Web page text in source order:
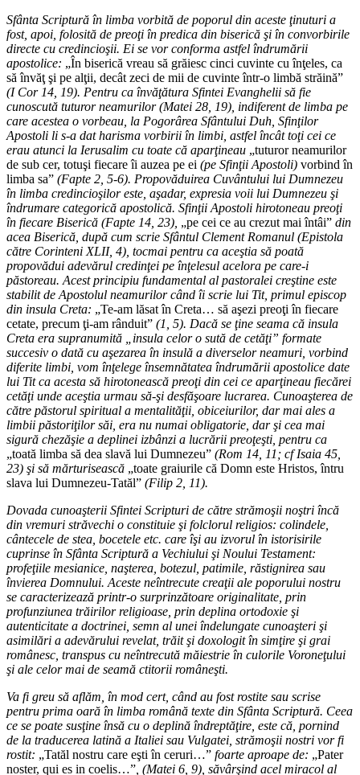
Sfânta Scriptură în limba vorbită de poporul din aceste ţinuturi a
fost, apoi, folosită de preoţi în predica din biserică şi în convorbirile
directe cu credincioşii. Ei se vor conforma astfel îndrumării
apostolice: „În biserică vreau să grăiesc cinci cuvinte cu înţeles, ca
să învăţ şi pe alţii, decât zeci de mii de cuvinte într-o limbă străină”
(I Cor 14, 19). Pentru ca învăţătura Sfintei Evanghelii să fie
cunoscută tuturor neamurilor (Matei 28, 19), indiferent de limba pe
care acestea o vorbeau, la Pogorârea Sfântului Duh, Sfinţilor
Apostoli li s-a dat harisma vorbirii în limbi, astfel încât toţi cei ce
erau atunci la Ierusalim cu toate că aparţineau „tuturor neamurilor
de sub cer, totuşi fiecare îi auzea pe ei (pe Sfinţii Apostoli) vorbind în
limba sa” (Fapte 2, 5-6). Propovăduirea Cuvântului lui Dumnezeu
în limba credincioşilor este, aşadar, expresia voii lui Dumnezeu şi
îndrumare categorică apostolică. Sfinţii Apostoli hirotoneau preoţi
în fiecare Biserică (Fapte 14, 23), „pe cei ce au crezut mai întâi” din
acea Biserică, după cum scrie Sfântul Clement Romanul (Epistola
către Corinteni XLII, 4), tocmai pentru ca aceştia să poată
propovădui adevărul credinţei pe înţelesul acelora pe care-i
păstoreau. Acest principiu fundamental al pastoralei creştine este
stabilit de Apostolul neamurilor când îi scrie lui Tit, primul episcop
din insula Creta: „Te-am lăsat în Creta… să aşezi preoţi în fiecare
cetate, precum ţi-am rânduit” (1, 5). Dacă se ţine seama că insula
Creta era supranumită „insula celor o sută de cetăţi” formate
succesiv o dată cu aşezarea în insulă a diverselor neamuri, vorbind
diferite limbi, vom înţelege însemnătatea îndrumării apostolice date
lui Tit ca acesta să hirotonească preoţi din cei ce aparţineau fiecărei
cetăţi unde aceştia urmau să-şi desfăşoare lucrarea. Cunoaşterea de
către păstorul spiritual a mentalităţii, obiceiurilor, dar mai ales a
limbii păstoriţilor săi, era nu numai obligatorie, dar şi cea mai
sigură chezăşie a deplinei izbânzi a lucrării preoţeşti, pentru ca
„toată limba să dea slavă lui Dumnezeu” (Rom 14, 11; cf Isaia 45,
23) şi să mărturisească „toate graiurile că Domn este Hristos, întru
slava lui Dumnezeu-Tatăl” (Filip 2, 11).
Dovada cunoaşterii Sfintei Scripturi de către strămoşii noştri încă
din vremuri străvechi o constituie şi folclorul religios: colindele,
cântecele de stea, bocetele etc. care îşi au izvorul în istorisirile
cuprinse în Sfânta Scriptură a Vechiului şi Noului Testament:
profeţiile mesianice, naşterea, botezul, patimile, răstignirea sau
învierea Domnului. Aceste neîntrecute creaţii ale poporului nostru
se caracterizează printr-o surprinzătoare originalitate, prin
profunziunea trăirilor religioase, prin deplina ortodoxie şi
autenticitate a doctrinei, semn al unei îndelungate cunoaşteri şi
asimilări a adevărului revelat, trăit şi doxologit în simţire şi grai
românesc, transpus cu neîntrecută măiestrie în culorile Voroneţului
şi ale celor mai de seamă ctitorii româneşti.
Va fi greu să aflăm, în mod cert, când au fost rostite sau scrise
pentru prima oară în limba română texte din Sfânta Scriptură. Ceea
ce se poate susţine însă cu o deplină îndreptăţire, este că, pornind
de la traducerea latină a Italiei sau Vulgatei, strămoşii nostri vor fi
rostit: „Tatăl nostru care eşti în ceruri…” foarte aproape de: „Pater
noster, qui es in coelis…” , (Matei 6, 9), săvârşind acel miracol al